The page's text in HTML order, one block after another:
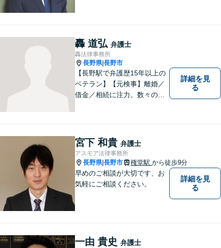
す。
轟 道弘 弁護士
轟法律事務所
長野県|長野市
【長野駅で弁護歴15年以上の
ベテラン】【元検事】離婚／
借金／相続に注力。数々の実
様の権利を守ります。社会情
勢に合わせ、日々知見をアッ
プデートしながら事件に取り
組みます！【駐車場有】
詳細を見
る
宮下 和貴 弁護士
アスモア法律事務所
長野県|長野市 権堂駅 から徒歩9分
早めのご相談が大切です、お
気軽にご相談ください。
詳細を見
る
一由 貴史 弁護士